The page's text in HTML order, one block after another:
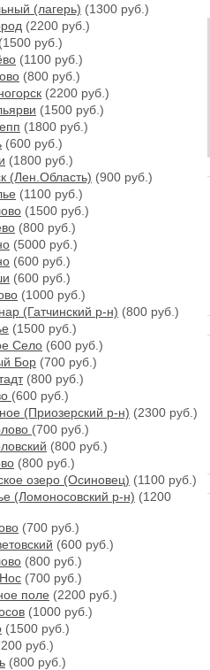
(лагерь) (1300 руб.)
(2200 руб.)
(1500 руб.)
(1100 руб.)
(800 руб.)
(2200 руб.)
(1500 руб.)
(1800 руб.)
(600 руб.)
(1800 руб.)
(Лен.Область) (900 руб.)
(1100 руб.)
(1500 руб.)
(800 руб.)
(5000 руб.)
(600 руб.)
(600 руб.)
(1000 руб.)
(Гатчинский р-н) (800 руб.)
(1500 руб.)
Село (600 руб.)
Бор (700 руб.)
(800 руб.)
(600 руб.)
(Приозерский р-н) (2300 руб.)
(700 руб.)
(800 руб.)
(800 руб.)
озеро (Осиновец) (1100 руб.)
(Ломоносовский р-н) (1200
(700 руб.)
(600 руб.)
(800 руб.)
(700 руб.)
поле (2200 руб.)
(1000 руб.)
(1500 руб.)
руб.)
(800 руб.)